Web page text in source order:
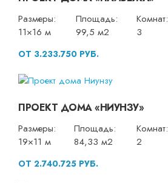
Размеры:
11×16 м
Площадь:
99,5 м2
Комнат:
3
ОТ 3.233.750 РУБ.
ПРОЕКТ ДОМА «НИУНЗУ»
Размеры:
19×11 м
Площадь:
84,33 м2
Комнат:
2
ОТ 2.740.725 РУБ.